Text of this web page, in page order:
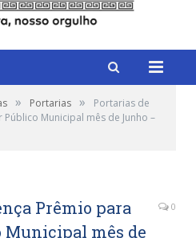
» Portarias »
Portarias de
Municipal mês de Junho –
Prêmio para
Municipal mês de
0